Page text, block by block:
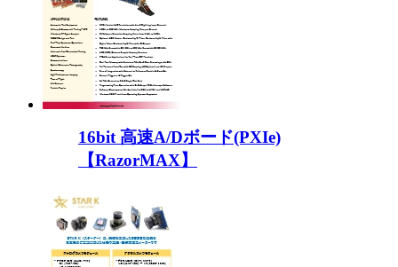
16bit 高速A/Dボード(PXIe)
【RazorMAX】